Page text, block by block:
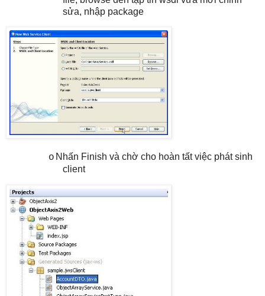
sửa, nhập package
o Nhấn Finish và chờ cho hoàn tất việc phát sinh
client